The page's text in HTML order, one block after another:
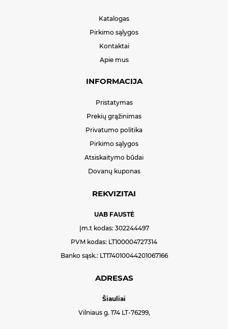
Katalogas
Pirkimo sąlygos
Kontaktai
Apie mus
INFORMACIJA
Pristatymas
Prekių grąžinimas
Privatumo politika
Pirkimo sąlygos
Atsiskaitymo būdai
Dovanų kuponas
REKVIZITAI
UAB FAUSTĖ
Įm.t kodas: 302244497
PVM kodas: LT100004727314
Banko sąsk.: LT174010044201067166
ADRESAS
Šiauliai
Vilniaus g. 174 LT-76299,